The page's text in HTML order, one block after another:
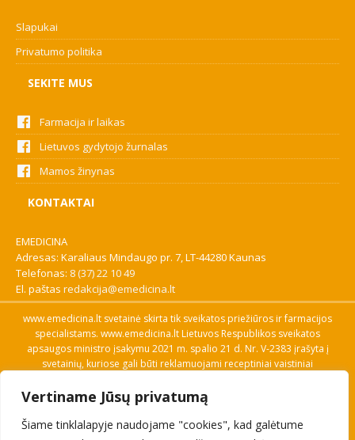
Vertiname Jūsų privatumą
Šiame tinklalapyje naudojame "cookies", kad galėtume
Slapukai
Privatumo politika
SEKITE MUS
Farmacija ir laikas
Lietuvos gydytojo žurnalas
Mamos žinynas
KONTAKTAI
EMEDICINA
Adresas: Karaliaus Mindaugo pr. 7, LT-44280 Kaunas
Telefonas: 8 (37) 22 10 49
El. paštas redakcija@emedicina.lt
www.emedicina.lt svetainė skirta tik sveikatos priežiūros ir farmacijos
specialistams. www.emedicina.lt Lietuvos Respublikos sveikatos
apsaugos ministro įsakymu 2021 m. spalio 21 d. Nr. V-2383 įrašyta į
svetainių, kuriose gali būti reklamuojami receptiniai vaistiniai
savo profesinę kvalifikaciją. Naudingos nuorodos: Vaistų ir medicinos
pagalbos priemonių kainų paieška, VVKT tinklalapis, Sveikatos
priežiūros ar farmacijos specialisto pranešimo apie įtariamą